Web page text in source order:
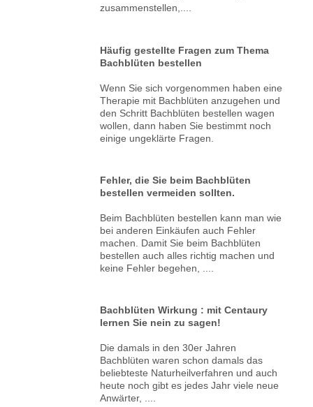
zusammenstellen,....
Häufig gestellte Fragen zum Thema
Bachblüten bestellen
Wenn Sie sich vorgenommen haben eine
Therapie mit Bachblüten anzugehen und
den Schritt Bachblüten bestellen wagen
wollen, dann haben Sie bestimmt noch
einige ungeklärte Fragen.
Fehler, die Sie beim Bachblüten
bestellen vermeiden sollten.
Beim Bachblüten bestellen kann man wie
bei anderen Einkäufen auch Fehler
machen. Damit Sie beim Bachblüten
bestellen auch alles richtig machen und
keine Fehler begehen, ....
Bachblüten Wirkung : mit Centaury
lernen Sie nein zu sagen!
Die damals in den 30er Jahren
Bachblüten waren schon damals das
beliebteste Naturheilverfahren und auch
heute noch gibt es jedes Jahr viele neue
Anwärter, ....